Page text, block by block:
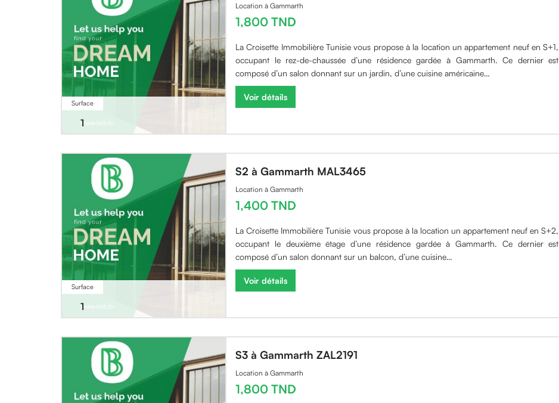
Surface
1
Location à Gammarth
1,800 TND
La Croisette Immobilière Tunisie vous propose à la location un appartement neuf en S+1,
occupant le rez-de-chaussée d’une résidence gardée à Gammarth. Ce dernier est
composé d’un salon donnant sur un jardin, d’une cuisine américaine…
Voir détails
Surface
1
S2 à Gammarth MAL3465
Location à Gammarth
1,400 TND
La Croisette Immobilière Tunisie vous propose à la location un appartement neuf en S+2,
occupant le deuxième étage d’une résidence gardée à Gammarth. Ce dernier est
composé d’un salon donnant sur un balcon, d’une cuisine…
Voir détails
S3 à Gammarth ZAL2191
Location à Gammarth
1,800 TND